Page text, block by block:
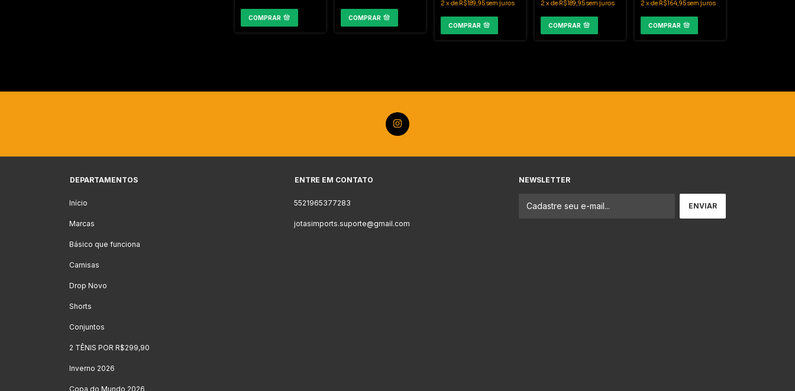
COMPRAR COMPRAR
2 xde R$189,95sem juros
COMPRAR
2 xde R$189,95sem juros
COMPRAR
2 xde R$164,95sem juros
COMPRAR
DEPARTAMENTOS
Início
Marcas
Básico que funciona
Camisas
Drop Novo
Shorts
Conjuntos
2 TÊNIS POR R$299,90
Inverno 2026
Copa do Mundo 2026
ENTRE EM CONTATO
5521965377283
jotasimports.suporte@gmail.com
NEWSLETTER